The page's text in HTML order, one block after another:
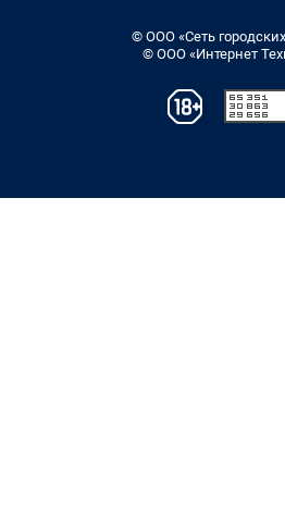
© ООО «Сеть
© ООО «Интернет